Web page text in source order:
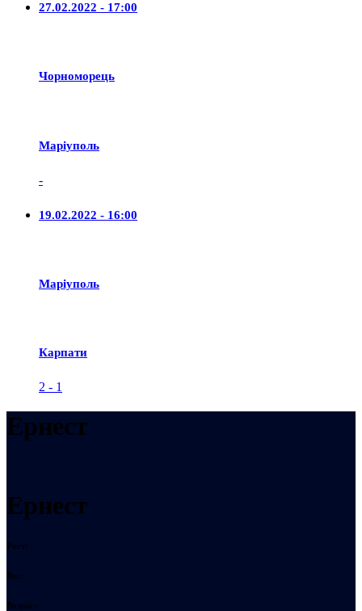
27.02.2022 - 17:00
Чорноморець
Маріуполь
-
19.02.2022 - 16:00
Маріуполь
Карпати
2 - 1
Ернест
Ернест
Рост:
Вес:
Возраст